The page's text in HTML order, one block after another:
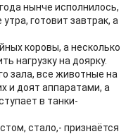
нынче исполнилось,
готовит завтрак, а
коровы, а несколько
нагрузку на доярку.
зала, все животные на
и доят аппаратами, а
в танки-
стало,- признаётся